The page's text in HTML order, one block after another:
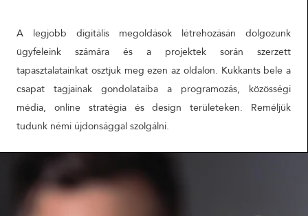
A MEETING UTÁN TUDJUK ELKÉSZÍTENI AJÁNLATUNKAT
AMIT A MEGBESZÉLÉST KÖVETŐ 5 MUNKANAPON BELÜL
ELKÉSZÍTÜNK ÉS MEGKÜLDÜNK.
NÉV
CÉGNÉV
A CSAPAT
A legjobb digitális megoldások létrehozásán dolgozunk
ügyfeleink számára és a projektek során szerzett
tapasztalatainkat osztjuk meg ezen az oldalon. Kukkants bele a
csapat tagjainak gondolataiba a programozás, közösségi
média, online stratégia és design területeken. Reméljük
tudunk némi újdonsággal szolgálni.